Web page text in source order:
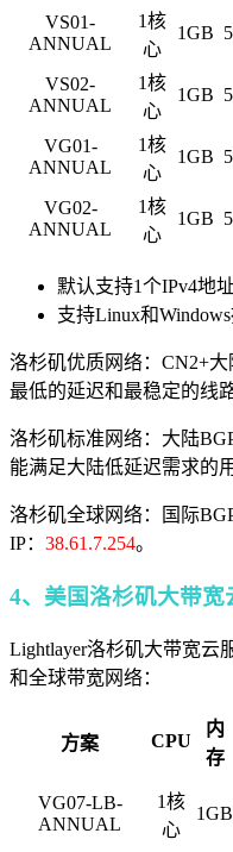
VS01-
ANNUAL
1核
心
1GB
VS02-
ANNUAL
1核
心
1GB
VG01-
ANNUAL
1核
心
1GB
VG02-
ANNUAL
1核
心
1GB
默认支持1个IPv4地
支持Linux和
洛杉矶优质网络：CN2+
最低的延迟和最稳定的线
洛杉矶标准网络：大陆
能满足大陆低延迟需求的
洛杉矶全球网络：国际
IP： 38.61.7.254。
4、美国洛杉矶大带
Lightlayer洛杉矶大带宽云
和全球带宽网络：
方案 CPU
内
存
VG07-LB-
ANNUAL
1核
心
1GB